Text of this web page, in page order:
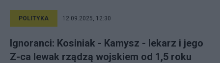
POLITYKA 12.09.2025, 12:30
Ignoranci: Kosiniak - Kamysz - lekarz i jego
Z-ca lewak rządzą wojskiem od 1,5 roku